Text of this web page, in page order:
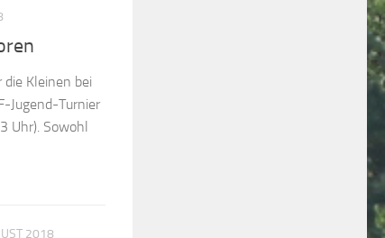
Kleinen bei
Jugend-Turnier
Uhr). Sowohl
2018